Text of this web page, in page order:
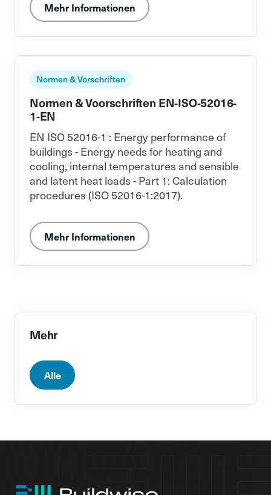
Mehr Informationen
Normen & Vorschriften
Normen & Voorschriften EN-ISO-52016-
1-EN
EN ISO 52016-1 : Energy performance of
buildings - Energy needs for heating and
cooling, internal temperatures and sensible
and latent heat loads - Part 1: Calculation
procedures (ISO 52016-1:2017).
Mehr Informationen
Mehr
Alle